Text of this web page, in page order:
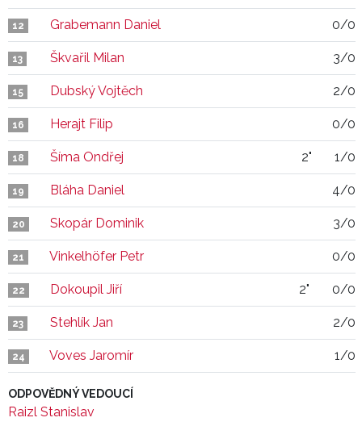
12 Grabemann Daniel 0/0
13 Škvařil Milan 3/0
15 Dubský Vojtěch 2/0
16 Herajt Filip 0/0
18 Šíma Ondřej 2" 1/0
19 Bláha Daniel 4/0
20 Skopár Dominik 3/0
21 Vinkelhöfer Petr 0/0
22 Dokoupil Jiří 2" 0/0
23 Stehlík Jan 2/0
24 Voves Jaromír 1/0
ODPOVĚDNÝ VEDOUCÍ
Raizl Stanislav